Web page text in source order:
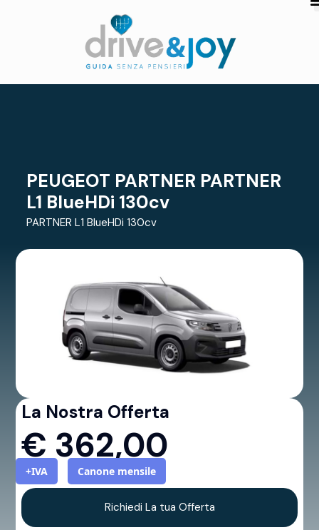
PEUGEOT PARTNER PARTNER
L1 BlueHDi 130cv
PARTNER L1 BlueHDi 130cv
La Nostra Offerta
€ 362,00
+IVA Canone mensile
Richiedi La tua Offerta